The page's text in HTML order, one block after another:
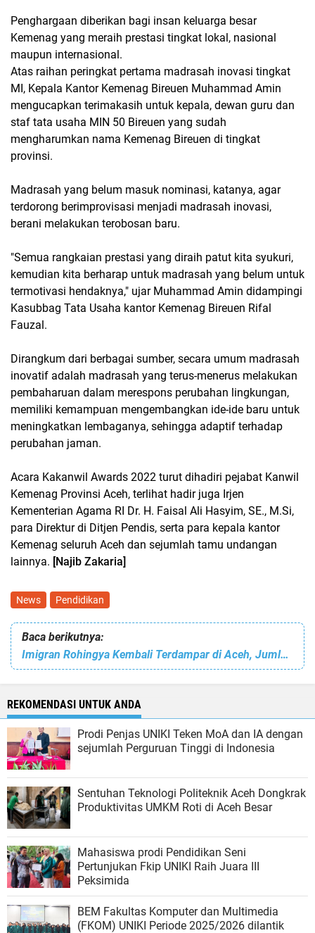
Penghargaan diberikan bagi insan keluarga besar
Kemenag yang meraih prestasi tingkat lokal, nasional
maupun internasional.
Atas raihan peringkat pertama madrasah inovasi tingkat
MI, Kepala Kantor Kemenag Bireuen Muhammad Amin
mengucapkan terimakasih untuk kepala, dewan guru dan
staf tata usaha MIN 50 Bireuen yang sudah
mengharumkan nama Kemenag Bireuen di tingkat
provinsi.
Madrasah yang belum masuk nominasi, katanya, agar
terdorong berimprovisasi menjadi madrasah inovasi,
berani melakukan terobosan baru.
"Semua rangkaian prestasi yang diraih patut kita syukuri,
kemudian kita berharap untuk madrasah yang belum untuk
termotivasi hendaknya," ujar Muhammad Amin didampingi
Kasubbag Tata Usaha kantor Kemenag Bireuen Rifal
Fauzal.
Dirangkum dari berbagai sumber, secara umum madrasah
inovatif adalah madrasah yang terus-menerus melakukan
pembaharuan dalam merespons perubahan lingkungan,
memiliki kemampuan mengembangkan ide-ide baru untuk
meningkatkan lembaganya, sehingga adaptif terhadap
perubahan jaman.
Acara Kakanwil Awards 2022 turut dihadiri pejabat Kanwil
Kemenag Provinsi Aceh, terlihat hadir juga Irjen
Kementerian Agama RI Dr. H. Faisal Ali Hasyim, SE., M.Si,
para Direktur di Ditjen Pendis, serta para kepala kantor
Kemenag seluruh Aceh dan sejumlah tamu undangan
lainnya. [Najib Zakaria]
News Pendidikan
Baca berikutnya:
Imigran Rohingya Kembali Terdampar di Aceh, Jumlahnya 184 Orang
REKOMENDASI UNTUK ANDA
Prodi Penjas UNIKI Teken MoA dan IA dengan
sejumlah Perguruan Tinggi di Indonesia
Sentuhan Teknologi Politeknik Aceh Dongkrak
Produktivitas UMKM Roti di Aceh Besar
Mahasiswa prodi Pendidikan Seni
Pertunjukan Fkip UNIKI Raih Juara III
Peksimida
BEM Fakultas Komputer dan Multimedia
(FKOM) UNIKI Periode 2025/2026 dilantik